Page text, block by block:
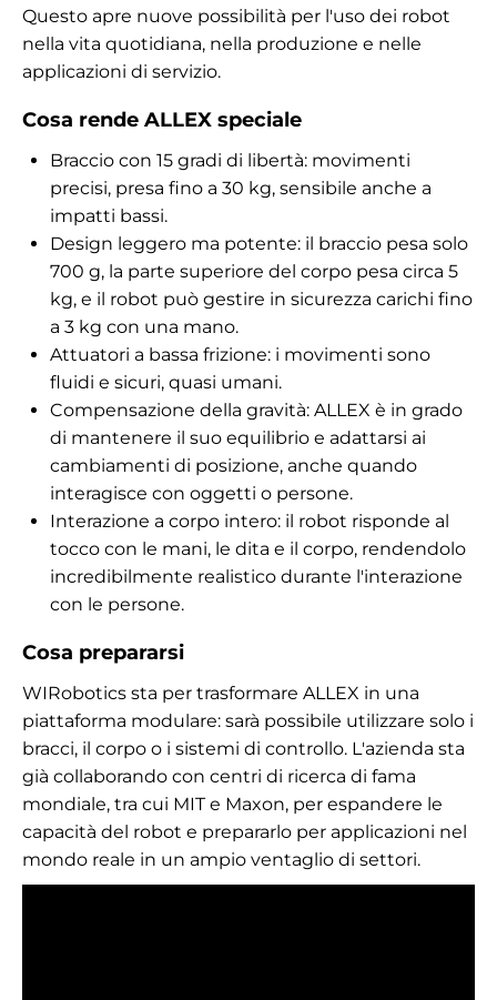
Questo apre nuove possibilità per l'uso dei robot
nella vita quotidiana, nella produzione e nelle
applicazioni di servizio.
Cosa rende ALLEX speciale
Braccio con 15 gradi di libertà: movimenti
precisi, presa fino a 30 kg, sensibile anche a
impatti bassi.
Design leggero ma potente: il braccio pesa solo
700 g, la parte superiore del corpo pesa circa 5
kg, e il robot può gestire in sicurezza carichi fino
a 3 kg con una mano.
Attuatori a bassa frizione: i movimenti sono
fluidi e sicuri, quasi umani.
Compensazione della gravità: ALLEX è in grado
di mantenere il suo equilibrio e adattarsi ai
cambiamenti di posizione, anche quando
interagisce con oggetti o persone.
Interazione a corpo intero: il robot risponde al
tocco con le mani, le dita e il corpo, rendendolo
incredibilmente realistico durante l'interazione
con le persone.
Cosa prepararsi
WIRobotics sta per trasformare ALLEX in una
piattaforma modulare: sarà possibile utilizzare solo i
bracci, il corpo o i sistemi di controllo. L'azienda sta
già collaborando con centri di ricerca di fama
mondiale, tra cui MIT e Maxon, per espandere le
capacità del robot e prepararlo per applicazioni nel
mondo reale in un ampio ventaglio di settori.